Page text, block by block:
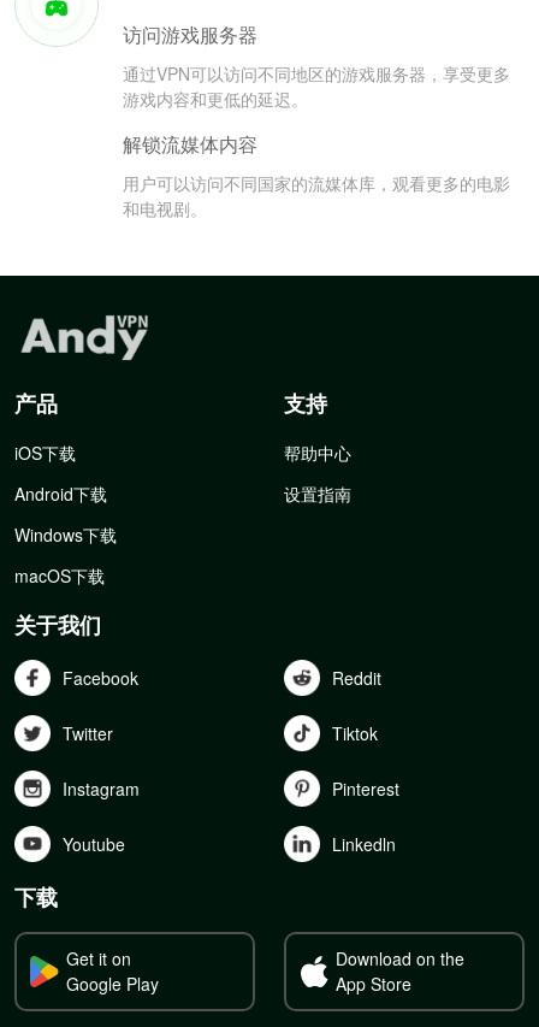
访问游戏服务器
通过VPN可以访问不同地区的游戏服务器，享受更多
游戏内容和更低的延迟。
解锁流媒体内容
用户可以访问不同国家的流媒体库，观看更多的电影
和电视剧。
产品
iOS下载
Android下载
Windows下载
macOS下载
支持
帮助中心
设置指南
关于我们
Facebook Reddit
Twitter Tiktok
Instagram Pinterest
Youtube Linkedln
下载
Get it on
Google Play
Download on the
App Store